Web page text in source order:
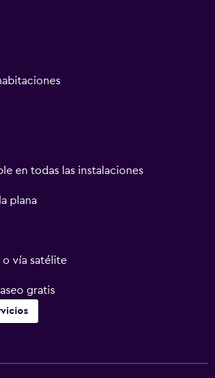
en todas las instalaciones
plana
o vía satélite
gratis